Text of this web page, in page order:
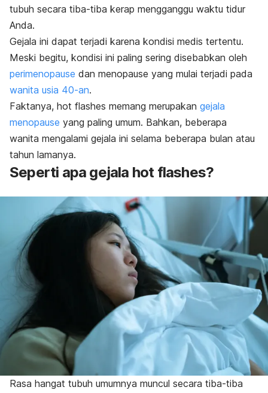
tubuh secara tiba-tiba kerap mengganggu waktu tidur
Anda.
Gejala ini dapat terjadi karena kondisi medis tertentu.
Meski begitu, kondisi ini paling sering disebabkan oleh
perimenopause dan menopause yang mulai terjadi pada
wanita usia 40-an.
Faktanya, hot flashes memang merupakan gejala
menopause yang paling umum. Bahkan, beberapa
wanita mengalami gejala ini selama beberapa bulan atau
tahun lamanya.
Seperti apa gejala hot flashes?
Rasa hangat tubuh umumnya muncul secara tiba-tiba